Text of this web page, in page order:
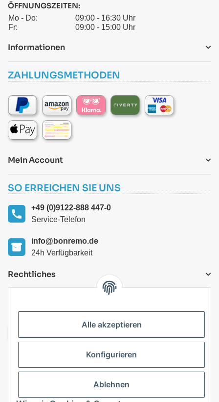
ÖFFNUNGSZEITEN:
Mo - Do:
09:00 - 16:30 Uhr
Fr:
09:00 - 15:00 Uhr
Informationen
ZAHLUNGSMETHODEN
Mein Account
SO ERREICHEN SIE UNS
+49 (0)9122-888 447-0
Service-Telefon
info@bonremo.de
24h Verfügbarkeit
Rechtliches
Vertrag widerrufen
Alle akzeptieren
Konfigurieren
Ablehnen